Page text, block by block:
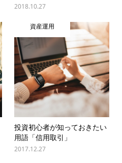
2018.10.27
資産運用
投資初心者が知っておきたい
用語「信用取引」
2017.12.27